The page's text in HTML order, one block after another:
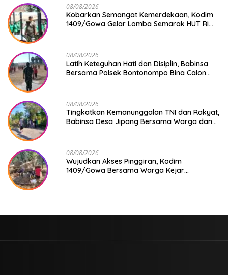
08/08/2026
Kobarkan Semangat Kemerdekaan, Kodim
1409/Gowa Gelar Lomba Semarak HUT RI
08/08/2026
Latih Keteguhan Hati dan Disiplin, Babinsa
Bersama Polsek Bontonompo Bina Calon
08/08/2026
Tingkatkan Kemanunggalan TNI dan Rakyat,
Babinsa Desa Jipang Bersama Warga dan
08/08/2026
Wujudkan Akses Pinggiran, Kodim
1409/Gowa Bersama Warga Kejar